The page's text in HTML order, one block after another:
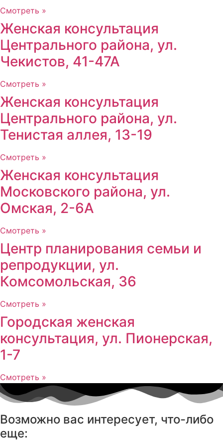
Смотреть »
Женская консультация
Центрального района, ул.
Чекистов, 41-47А
Смотреть »
Женская консультация
Центрального района, ул.
Тенистая аллея, 13-19
Смотреть »
Женская консультация
Московского района, ул.
Омская, 2-6А
Смотреть »
Центр планирования семьи и
репродукции, ул.
Комсомольская, 36
Смотреть »
Городская женская
консультация, ул. Пионерская,
1-7
Смотреть »
Возможно вас интересует, что-либо
еще: